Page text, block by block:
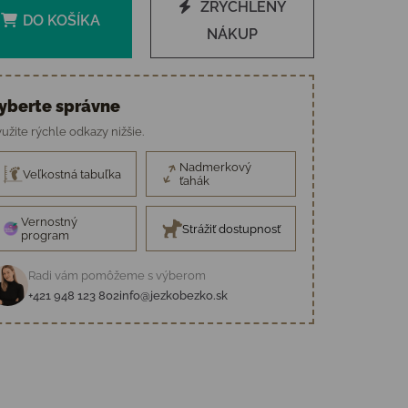
DO KOŠÍKA
ZRÝCHLENÝ
NÁKUP
správne
rýchle odkazy nižšie.
Veľkostná tabuľka
Nadmerkový
ťahák
Vernostný
program
Strážiť dostupnosť
Radi vám pomôžeme s výberom
+421 948 123 802info@jezkobezko.sk